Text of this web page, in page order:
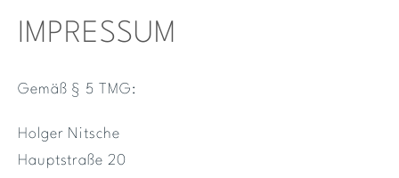
IMPRESSUM
Gemäß § 5 TMG:
Holger Nitsche
Hauptstraße 20